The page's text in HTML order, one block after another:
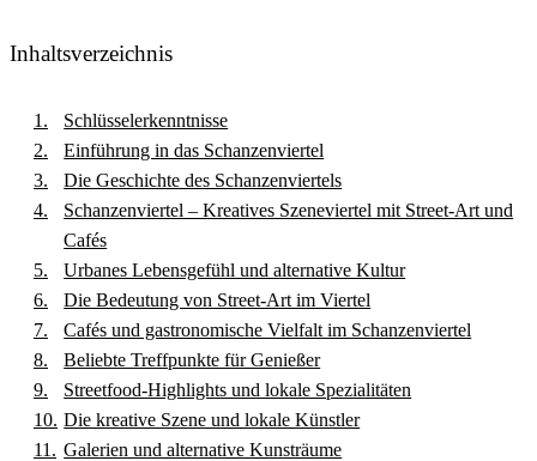
Inhaltsverzeichnis
Schlüsselerkenntnisse
Einführung in das Schanzenviertel
Die Geschichte des Schanzenviertels
Schanzenviertel – Kreatives Szeneviertel mit Street-Art und
Cafés
Urbanes Lebensgefühl und alternative Kultur
Die Bedeutung von Street-Art im Viertel
Cafés und gastronomische Vielfalt im Schanzenviertel
Beliebte Treffpunkte für Genießer
Streetfood-Highlights und lokale Spezialitäten
Die kreative Szene und lokale Künstler
Galerien und alternative Kunsträume